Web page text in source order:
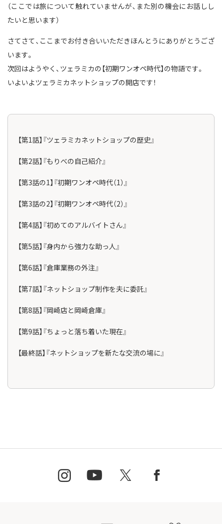
（ここでは旅について触れていませんが、また別の機会にお話しし
たいと思います）
さてさて、ここまでお付き合いいただきほんとうにありがとうござ
います。
次回はようやく、ツェラミカの【初期ワンオペ時代】の物語です。
いよいよツェラミカネットショップの開店です！
【第1話】『ツェラミカネットショップの歴史』
【第2話】『もりべの自己紹介』
【第3話の1】『初期ワンオペ時代（1）』
【第3話の2】『初期ワンオペ時代（2）』
【第4話】『初めてのアルバイトさん』
【第5話】『身内から強力な助っ人』
【第6話】『倉庫業務の外注』
【第7話】『ネットショップ制作を夫に委託』
【第8話】『岡崎店と岡崎倉庫』
【第9話】『ちょっと落ち着いた現在』
【最終話】『ネットショップを新たな交流の場に』